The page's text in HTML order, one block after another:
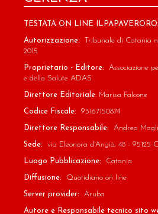
TESTATA ON LINE
Autorizzazione: Tribunale di Catania
2015
Proprietario - Editore: Associazione
e della Salute ADAS
Direttore Editoriale: Marisa Falcone
Codice Fiscale: 93167150874
Direttore Responsabile: Andrea
Sede: via Eleonora d'Angiò, 48 - 95125
Luogo Pubblicazione: Catania
Diffusione: Quotidiano on line
Server provider: Aruba
Autore e Responsabile tecnico sito